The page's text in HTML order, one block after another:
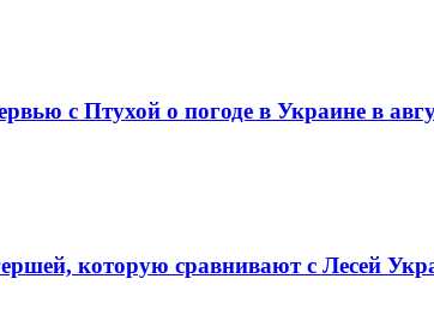
с Птухой о погоде в Украине в
которую сравнивают с Лесей